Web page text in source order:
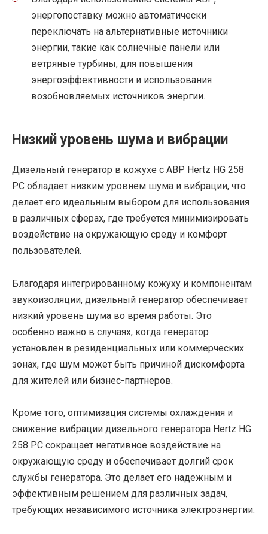
энергопоставку можно автоматически
переключать на альтернативные источники
энергии, такие как солнечные панели или
ветряные турбины, для повышения
энергоэффективности и использования
возобновляемых источников энергии.
Низкий уровень шума и вибрации
Дизельный генератор в кожухе с АВР Hertz HG 258
PC обладает низким уровнем шума и вибрации, что
делает его идеальным выбором для использования
в различных сферах, где требуется минимизировать
воздействие на окружающую среду и комфорт
пользователей.
Благодаря интегрированному кожуху и компонентам
звукоизоляции, дизельный генератор обеспечивает
низкий уровень шума во время работы. Это
особенно важно в случаях, когда генератор
установлен в резиденциальных или коммерческих
зонах, где шум может быть причиной дискомфорта
для жителей или бизнес-партнеров.
Кроме того, оптимизация системы охлаждения и
снижение вибрации дизельного генератора Hertz HG
258 PC сокращает негативное воздействие на
окружающую среду и обеспечивает долгий срок
службы генератора. Это делает его надежным и
эффективным решением для различных задач,
требующих независимого источника электроэнергии.